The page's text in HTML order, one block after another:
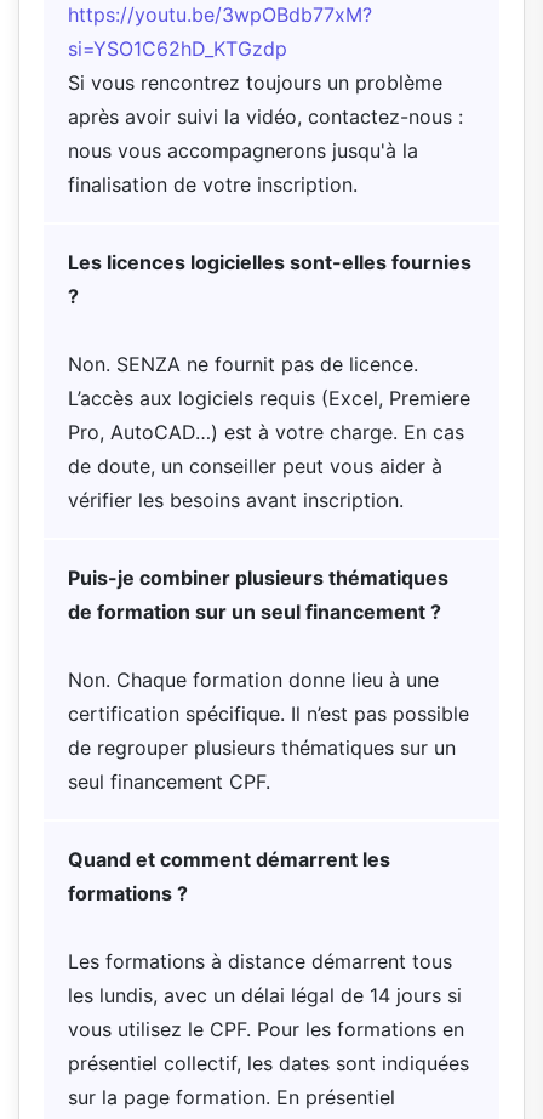
https://youtu.be/3wpOBdb77xM?
si=YSO1C62hD_KTGzdp
Si vous rencontrez toujours un problème
après avoir suivi la vidéo, contactez-nous :
nous vous accompagnerons jusqu'à la
finalisation de votre inscription.
Les licences logicielles sont-elles fournies
?
Non. SENZA ne fournit pas de licence.
L’accès aux logiciels requis (Excel, Premiere
Pro, AutoCAD…) est à votre charge. En cas
de doute, un conseiller peut vous aider à
vérifier les besoins avant inscription.
Puis-je combiner plusieurs thématiques
de formation sur un seul financement ?
Non. Chaque formation donne lieu à une
certification spécifique. Il n’est pas possible
de regrouper plusieurs thématiques sur un
seul financement CPF.
Quand et comment démarrent les
formations ?
Les formations à distance démarrent tous
les lundis, avec un délai légal de 14 jours si
vous utilisez le CPF. Pour les formations en
présentiel collectif, les dates sont indiquées
sur la page formation. En présentiel